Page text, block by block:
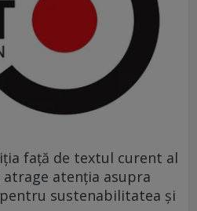
față de textul curent al
atenția asupra
sustenabilitatea și